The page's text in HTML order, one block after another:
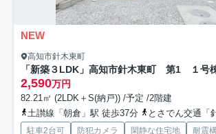
NEW
高知市針木東町
2,590万円
82.21㎡ (2LDK＋S(納戸)) /予定 /2階建
土讃線「朝倉」駅 徒歩37分
とさでん交通「針木（高知
駐車2台可 防犯カメラ 閑静な住宅地 耐震